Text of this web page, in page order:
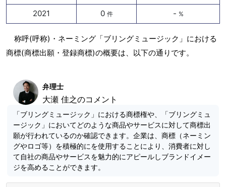
2021 0 件 - %
称呼(呼称)・ネーミング「ブリングミュージック」における
商標(商標出願・登録商標)の概要は、以下の通りです。
弁理士
大瀬 佳之のコメント
「ブリングミュージック」における商標権や、「ブリングミュ
ージック」においてどのような商品やサービスに対して商標出
願が行われているのか確認できます。企業は、商標（ネーミン
グやロゴ等）を積極的にを使用することにより、消費者に対し
て自社の商品やサービスを魅力的にアピールしブランドイメー
ジを高めることができます。